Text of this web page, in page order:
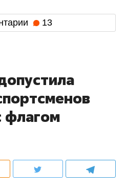
13
флагом